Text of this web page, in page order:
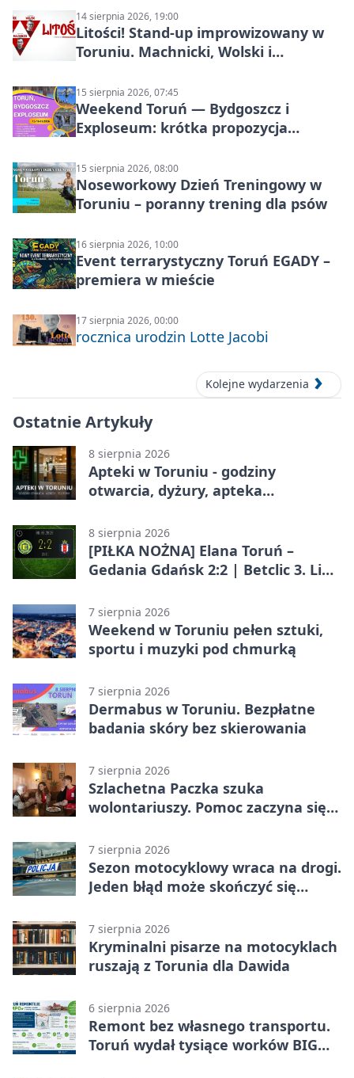
14 sierpnia 2026, 19:00
Litości! Stand-up improwizowany w
Toruniu. Machnicki, Wolski i
15 sierpnia 2026, 07:45
Weekend Toruń — Bydgoszcz i
Exploseum: krótka propozycja
15 sierpnia 2026, 08:00
Noseworkowy Dzień Treningowy w
Toruniu – poranny trening dla psów
16 sierpnia 2026, 10:00
Event terrarystyczny Toruń EGADY –
premiera w mieście
17 sierpnia 2026, 00:00
rocznica urodzin Lotte Jacobi
Kolejne wydarzenia
Ostatnie Artykuły
8 sierpnia 2026
Apteki w Toruniu - godziny
otwarcia, dyżury, apteka
8 sierpnia 2026
[PIŁKA NOŻNA] Elana Toruń –
Gedania Gdańsk 2:2 | Betclic 3. Liga
7 sierpnia 2026
Weekend w Toruniu pełen sztuki,
sportu i muzyki pod chmurką
7 sierpnia 2026
Dermabus w Toruniu. Bezpłatne
badania skóry bez skierowania
7 sierpnia 2026
Szlachetna Paczka szuka
wolontariuszy. Pomoc zaczyna się
7 sierpnia 2026
Sezon motocyklowy wraca na drogi.
Jeden błąd może skończyć się
7 sierpnia 2026
Kryminalni pisarze na motocyklach
ruszają z Torunia dla Dawida
6 sierpnia 2026
Remont bez własnego transportu.
Toruń wydał tysiące worków BIG